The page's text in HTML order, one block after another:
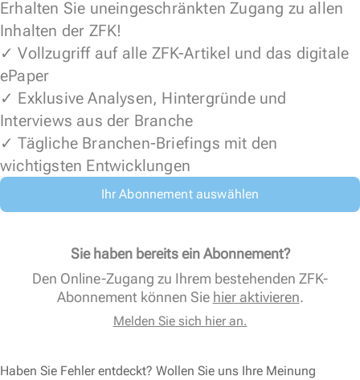
Erhalten Sie uneingeschränkten Zugang zu allen
Inhalten der ZFK!
✓ Vollzugriff auf alle ZFK-Artikel und das digitale
ePaper
✓ Exklusive Analysen, Hintergründe und
Interviews aus der Branche
✓ Tägliche Branchen-Briefings mit den
wichtigsten Entwicklungen
Ihr Abonnement auswählen
Sie haben bereits ein Abonnement?
Den Online-Zugang zu Ihrem bestehenden ZFK-
Abonnement können Sie hier aktivieren.
Melden Sie sich hier an.
Haben Sie Fehler entdeckt? Wollen Sie uns Ihre Meinung